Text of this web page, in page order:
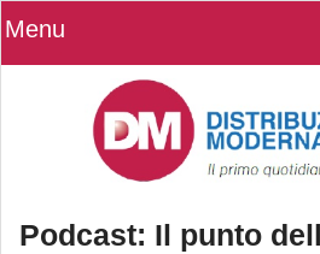
Menu
Podcast: Il punto